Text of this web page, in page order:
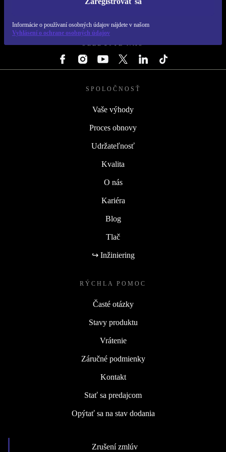
Informácie o používaní osobných údajov nájdete v našom
Vyhlásení o ochrane osobných údajov
SLEDUJTE NÁS
SPOLOČNOSŤ
Vaše výhody
Proces obnovy
Udržateľnosť
Kvalita
O nás
Kariéra
Blog
Tlač
↪ Inžiniering
RÝCHLA POMOC
Časté otázky
Stavy produktu
Vrátenie
Záručné podmienky
Kontakt
Stať sa predajcom
Opýtať sa na stav dodania
Zrušení zmlúv